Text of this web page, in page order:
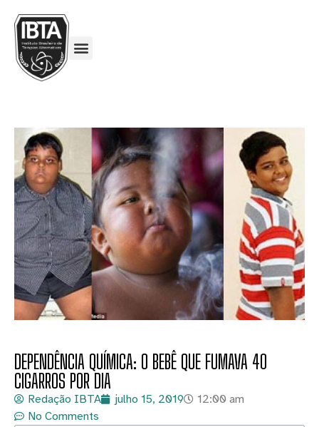
DEPENDÊNCIA QUÍMICA: O BEBÊ QUE FUMAVA 40
CIGARROS POR DIA
Redação IBTA julho 15, 2019
12:00 am
No Comments